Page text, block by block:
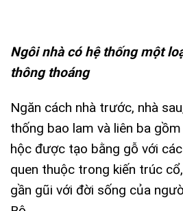
Ngôi nhà có hệ thống một
thông thoáng
Ngăn cách nhà trước, nhà
thống bao lam và liên ba
hộc được tạo bằng gỗ với
quen thuộc trong kiến trúc
gần gũi với đời sống của